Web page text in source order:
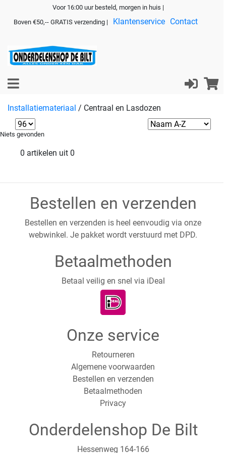
Voor 16:00 uur besteld, morgen in huis |
Boven €50,-- GRATIS verzending |
Klantenservice Contact
Installatiemateriaal / Centraal en Lasdozen
Niets gevonden
0 artikelen uit 0
Bestellen en verzenden
Bestellen en verzenden is heel eenvoudig via onze
webwinkel. Je pakket wordt verstuurd met DPD.
Betaalmethoden
Betaal veilig en snel via iDeal
Onze service
Retourneren
Algemene voorwaarden
Bestellen en verzenden
Betaalmethoden
Privacy
Onderdelenshop De Bilt
Hessenweg 164-166